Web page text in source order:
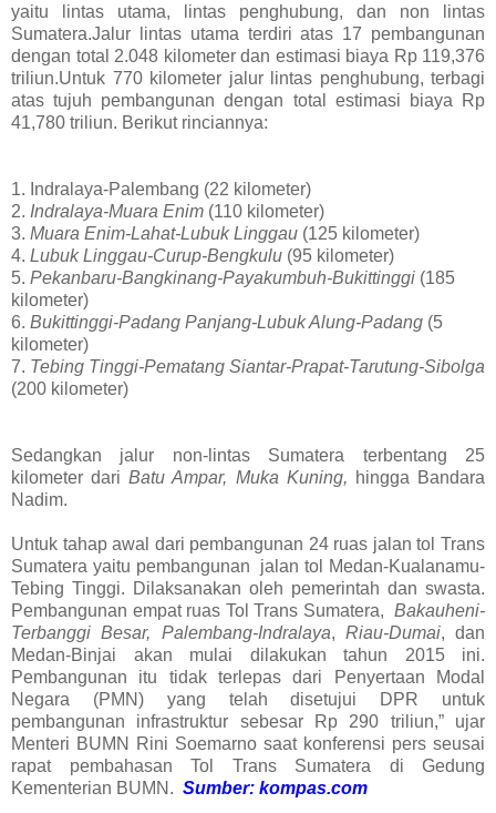
yaitu lintas utama, lintas penghubung, dan non lintas
Sumatera.Jalur lintas utama terdiri atas 17 pembangunan
dengan total 2.048 kilometer dan estimasi biaya Rp 119,376
triliun.Untuk 770 kilometer jalur lintas penghubung, terbagi
atas tujuh pembangunan dengan total estimasi biaya Rp
41,780 triliun. Berikut rinciannya:
1. Indralaya-Palembang (22 kilometer)
2. Indralaya-Muara Enim (110 kilometer)
3. Muara Enim-Lahat-Lubuk Linggau (125 kilometer)
4. Lubuk Linggau-Curup-Bengkulu (95 kilometer)
5. Pekanbaru-Bangkinang-Payakumbuh-Bukittinggi (185
kilometer)
6. Bukittinggi-Padang Panjang-Lubuk Alung-Padang (5
kilometer)
7. Tebing Tinggi-Pematang Siantar-Prapat-Tarutung-Sibolga
(200 kilometer)
Sedangkan jalur non-lintas Sumatera terbentang 25
kilometer dariBatu Ampar, Muka Kuning, hingga Bandara
Nadim.
Untuk tahap awal dari pembangunan 24 ruas jalan tol Trans
Sumatera yaitu pembangunan
jalan tol Medan-Kualanamu-
Tebing Tinggi. Dilaksanakan oleh pemerintah dan swasta.
Pembangunan empat ruas Tol Trans Sumatera, Bakauheni-
Terbanggi Besar, Palembang-Indralaya, Riau-Dumai, dan
Medan-Binjai akan mulai dilakukan tahun 2015 ini.
Pembangunan itu tidak terlepas dari Penyertaan Modal
Negara (PMN) yang telah disetujui DPR untuk
pembangunan infrastruktur sebesar Rp 290 triliun,” ujar
Menteri BUMN Rini Soemarno saat konferensi pers seusai
rapat pembahasan Tol Trans Sumatera di Gedung
Kementerian BUMN. Sumber: kompas.com